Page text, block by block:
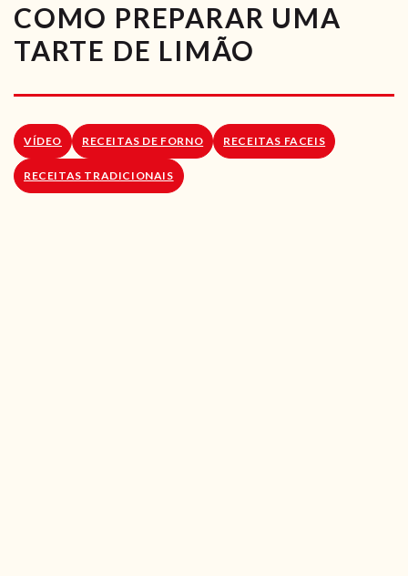
VÍDEOS
RECEITAS VEGGIE
LOJA ONLINE
COMO PREPARAR UMA
TARTE DE LIMÃO
VÍDEO RECEITAS DE FORNO RECEITAS FACEIS
RECEITAS TRADICIONAIS